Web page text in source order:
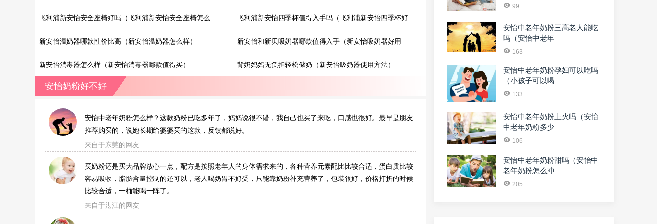
吗）
飞利浦新安怡安全座椅好吗（飞利浦新安怡安全座椅怎么
样）
飞利浦新安怡四季杯值得入手吗（飞利浦新安怡四季杯好
吗）
新安怡温奶器哪款性价比高（新安怡温奶器怎么样） 新安怡和新贝吸奶器哪款值得入手（新安怡吸奶器好用
吗）
新安怡消毒器怎么样（新安怡消毒器哪款值得买） 背奶妈妈无负担轻松储奶（新安怡吸奶器使用方法）
安怡奶粉好不好
安怡中老年奶粉怎么样？这款奶粉已吃多年了，妈妈说很不错，我自己也买了来吃，口感也很好。最早是朋友
推荐购买的，说她长期给婆婆买的这款，反馈都说好。
来自于东莞的网友
买奶粉还是买大品牌放心一点，配方是按照老年人的身体需求来的，各种营养元素配比比较合适，蛋白质比较
容易吸收，脂肪含量控制的还可以，老人喝奶胃不好受，只能靠奶粉补充营养了，包装很好，价格打折的时候
比较合适，一桶能喝一阵了。
来自于湛江的网友
99
安怡中老年奶粉三高老人能吃
吗（安怡中老年
163
安怡中老年奶粉孕妇可以吃吗
（小孩子可以喝
133
安怡中老年奶粉上火吗（安怡
中老年奶粉多少
106
安怡中老年奶粉甜吗（安怡中
老年奶粉怎么冲
205